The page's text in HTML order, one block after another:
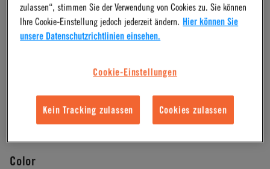
Material Finish
Vacuum to 120 psi, 8.3 bar
Color
zulassen“, stimmen Sie der Verwendung von Cookies zu. Sie können
Ihre Cookie-Einstellung jedoch jederzeit ändern. Hier können Sie
unsere Datenschutzrichtlinien einsehen.
Cookie-Einstellungen
Kein Tracking zulassen Cookies zulassen